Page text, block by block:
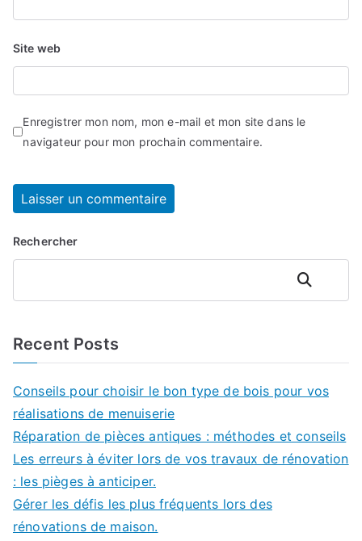
Site web
Enregistrer mon nom, mon e-mail et mon site dans le
navigateur pour mon prochain commentaire.
Rechercher
Rechercher
Recent Posts
Conseils pour choisir le bon type de bois pour vos
réalisations de menuiserie
Réparation de pièces antiques : méthodes et conseils
Les erreurs à éviter lors de vos travaux de rénovation
: les pièges à anticiper.
Gérer les défis les plus fréquents lors des
rénovations de maison.